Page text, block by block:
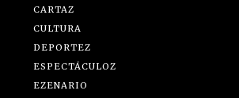
CARTAZ
CULTURA
DEPORTEZ
ESPECTÁCULOZ
EZENARIO